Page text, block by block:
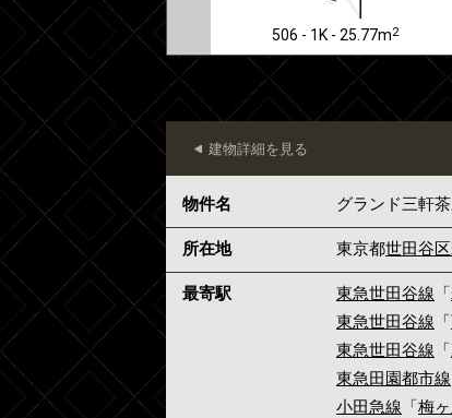
506 - 1K - 25.77m2
建物詳細を見る
物件名 グランド三軒
所在地 東京都世田谷区
最寄駅 東急世田谷線 「
東急世田谷線 「
東急世田谷線 「
東急田園都市線
小田急線 「梅